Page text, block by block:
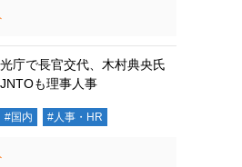
光庁で長官交代、木村典央氏
も理事人事
#国内 #人事・HR